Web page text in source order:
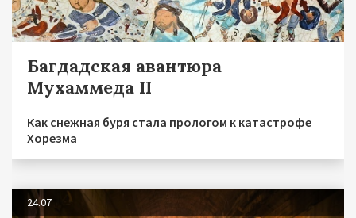
Багдадская авантюра
Мухаммеда II
Как снежная буря стала прологом к катастрофе
Хорезма
24.07